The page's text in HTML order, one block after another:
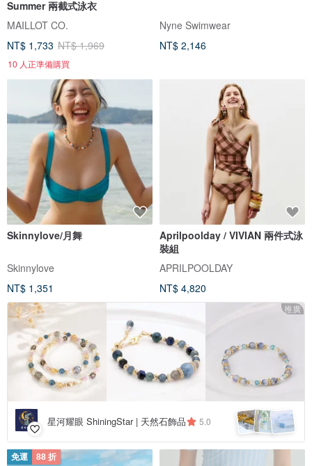
Summer 兩截式泳衣
MAILLOT CO.
NT$ 1,733 NT$ 1,969
10 人正準備購買
Nyne Swimwear
NT$ 2,146
Skinnylove/月舞
Skinnylove
NT$ 1,351
Aprilpoolday / VIVIAN 兩件式泳
裝組
APRILPOOLDAY
NT$ 4,820
推廣
星河耀眼 ShiningStar | 天然石飾品 5.0
免運 88 折